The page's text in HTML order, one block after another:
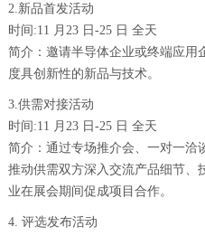
2.新品首发活动
时间:11 月23 日-25 日 全天
简介：邀请半导体企业或终端应用
度具创新性的新品与技术。
3.供需对接活动
时间:11 月23 日-25 日 全天
简介：通过专场推介会、一对一洽
推动供需双方深入交流产品细节、
业在展会期间促成项目合作。
4. 评选发布活动